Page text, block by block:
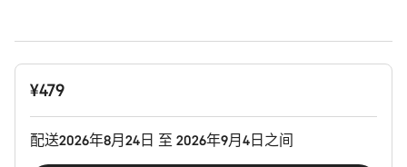
产
¥479
配送2026年8月24日 至 2026年9月4日之间